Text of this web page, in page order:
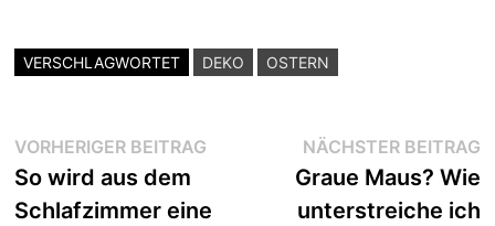
VERSCHLAGWORTET DEKO OSTERN
Beitragsnavigation
VORHERIGER BEITRAGVorheriger
So wird aus dem
Schlafzimmer eine
NÄCHSTER BEITRAG
Graue Maus? Wie
unterstreiche ich